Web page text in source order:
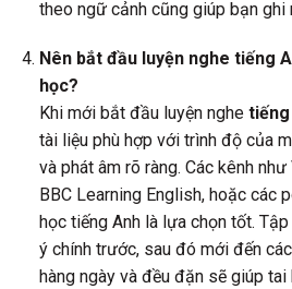
theo ngữ cảnh cũng giúp bạn ghi
Nên bắt đầu luyện nghe tiếng
học?
Khi mới bắt đầu luyện nghe tiếng
tài liệu phù hợp với trình độ của
và phát âm rõ ràng. Các kênh
BBC Learning English, hoặc các
học tiếng Anh là lựa chọn tốt.
ý chính trước, sau đó mới đến
hàng ngày và đều đặn sẽ giúp